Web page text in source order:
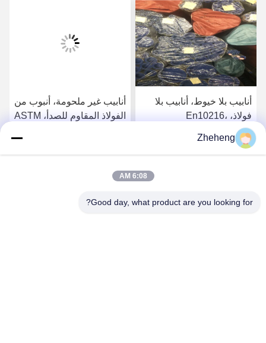
أنابيب بلا خيوط، أنابيب بلا
فولاذ، En10216،
SS304/316L، Od 88.9mm،
Sch40، أنابيب الغلاية
احصل على افضل سعر
أنابيب غير ملحومة، أنبوب من
الفولاذ المقاوم للصدأ، ASTM
الزمني 40، أنابيب الغلاياتاحصل على افضل سعر
Zheheng
6:08 AM
Good day, what product are you looking for?